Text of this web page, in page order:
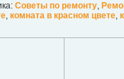
Советы по ремонту,
, комната в красном цвете,